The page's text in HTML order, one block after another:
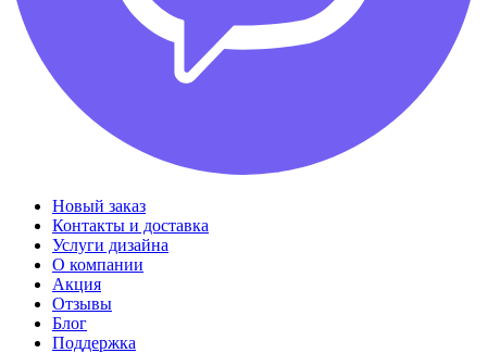
Новый заказ
Контакты и доставка
Услуги дизайна
О компании
Акция
Отзывы
Блог
Поддержка